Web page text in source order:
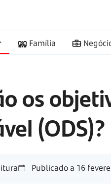
Família
os
(ODS)?
Publicado a 16